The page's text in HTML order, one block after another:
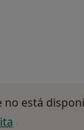
no está